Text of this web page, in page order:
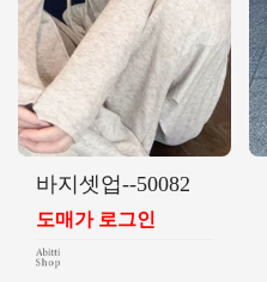
바지셋업--50082
도매가 로그인